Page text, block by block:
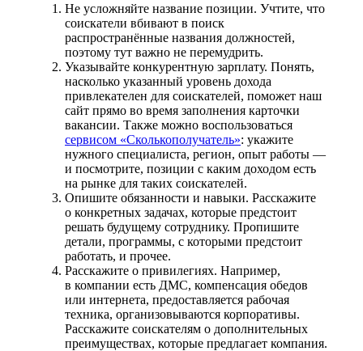
Не усложняйте название позиции. Учтите, что
соискатели вбивают в поиск
распространённые названия должностей,
поэтому тут важно не перемудрить.
Указывайте конкурентную зарплату. Понять,
насколько указанный уровень дохода
привлекателен для соискателей, поможет наш
сайт прямо во время заполнения карточки
вакансии. Также можно воспользоваться
сервисом «Сколькополучатель»: укажите
нужного специалиста, регион, опыт работы —
и посмотрите, позиции с каким доходом есть
на рынке для таких соискателей.
Опишите обязанности и навыки. Расскажите
о конкретных задачах, которые предстоит
решать будущему сотруднику. Пропишите
детали, программы, с которыми предстоит
работать, и прочее.
Расскажите о привилегиях. Например,
в компании есть ДМС, компенсация обедов
или интернета, предоставляется рабочая
техника, организовываются корпоративы.
Расскажите соискателям о дополнительных
преимуществах, которые предлагает компания.